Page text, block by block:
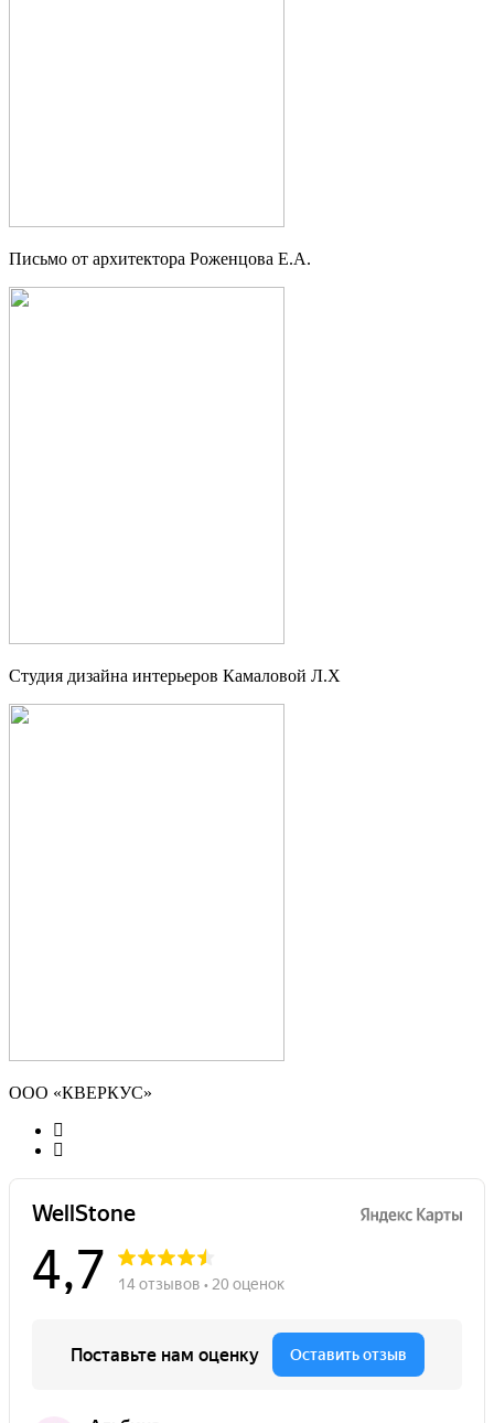
Письмо от архитектора Роженцова Е.А.
Студия дизайна интерьеров Камаловой Л.Х
ООО «КВЕРКУС»